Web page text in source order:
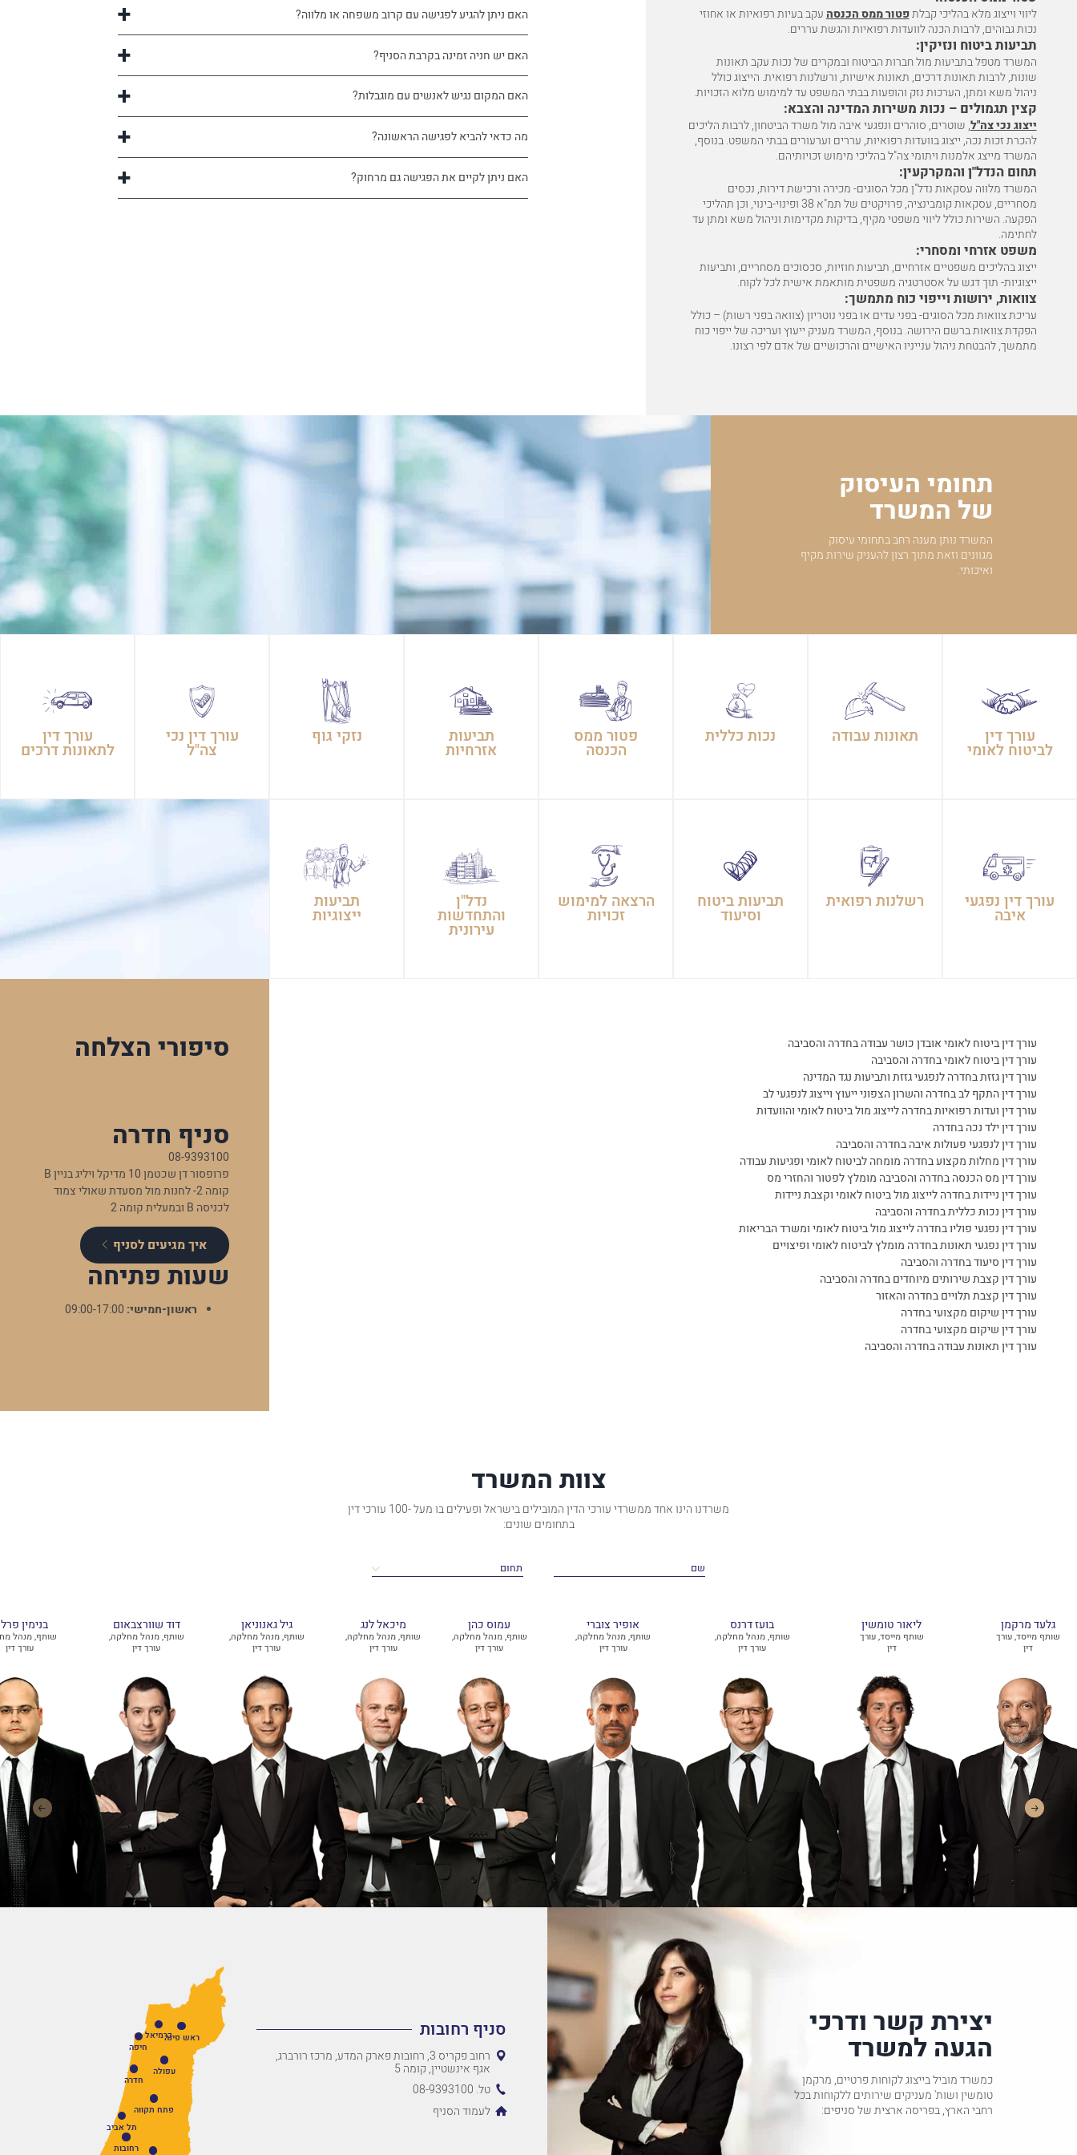
ליווי וייצוג מלא בהליכי קבלתפטור ממס הכנסהעקב בעיות רפואיות או אחוזי
נכות גבוהים, לרבות הכנה לוועדות רפואיות והגשת עררים.
תביעות ביטוח ונזיקין:
המשרד מטפל בתביעות מול חברות הביטוח ובמקרים של נכות עקב תאונות
שונות, לרבות תאונות דרכים, תאונות אישיות, ורשלנות רפואית. הייצוג כולל
ניהול משא ומתן, הערכות נזק והופעות בבתי המשפט עד למימוש מלוא הזכויות.
קצין תגמולים – נכות משירות המדינה והצבא:
ייצוג נכי צה"ל, שוטרים, סוהרים ונפגעי איבה מול משרד הביטחון, לרבות הליכים
להכרת זכות נכה, ייצוג בוועדות רפואיות, עררים וערעורים בבתי המשפט. בנוסף,
המשרד מייצג אלמנות ויתומי צה"ל בהליכי מימוש זכויותיהם.
תחום הנדל"ן והמקרקעין:
המשרד מלווה עסקאות נדל"ן מכל הסוגים- מכירה ורכישת דירות, נכסים
מסחריים, עסקאות קומבינציה, פרויקטים של תמ"א 38 ופינוי-בינוי, וכן תהליכי
הפקעה. השירות כולל ליווי משפטי מקיף, בדיקות מקדימות וניהול משא ומתן עד
לחתימה.
משפט אזרחי ומסחרי:
ייצוג בהליכים משפטיים אזרחיים, תביעות חוזיות, סכסוכים מסחריים, ותביעות
ייצוגיות- תוך דגש על אסטרטגיה משפטית מותאמת אישית לכל לקוח.
צוואות, ירושות וייפוי כוח מתמשך:
עריכת צוואות מכל הסוגים- בפני עדים או בפני נוטריון (צוואה בפני רשות) – כולל
הפקדת צוואות ברשם הירושה. בנוסף, המשרד מעניק ייעוץ ועריכה של ייפוי כוח
מתמשך, להבטחת ניהול ענייניו האישיים והרכושיים של אדם לפי רצונו.
האם ניתן להגיע לפגישה עם קרוב משפחה או מלווה?
האם יש חניה זמינה בקרבת הסניף?
האם המקום נגיש לאנשים עם מוגבלות?
מה כדאי להביא לפגישה הראשונה?
האם ניתן לקיים את הפגישה גם מרחוק?
תחומי העיסוק
של המשרד
המשרד נותן מענה רחב בתחומי עיסוק
מגוונים וזאת מתוך רצון להעניק שירות מקיף
ואיכותי.
עורך דין
לביטוח לאומי
תאונות עבודה נכות כללית פטור ממס
הכנסה
תביעות
אזרחיות
נזקי גוף עורך דין נכי
צה"ל
עורך דין
לתאונות דרכים
עורך דין נפגעי
איבה
רשלנות רפואית תביעות ביטוח
וסיעוד
הרצאה למימוש
זכויות
נדל"ן
והתחדשות
עירונית
תביעות
ייצוגיות
עורך דין ביטוח לאומי אובדן כושר עבודה בחדרה והסביבה
עורך דין ביטוח לאומי בחדרה והסביבה
עורך דין גזזת בחדרה לנפגעי גזזת ותביעות נגד המדינה
עורך דין התקף לב בחדרה והשרון הצפוני ייעוץ וייצוג לנפגעי לב
עורך דין ועדות רפואיות בחדרה לייצוג מול ביטוח לאומי והוועדות
עורך דין ילד נכה בחדרה
עורך דין לנפגעי פעולות איבה בחדרה והסביבה
עורך דין מחלות מקצוע בחדרה מומחה לביטוח לאומי ופגיעות עבודה
עורך דין מס הכנסה בחדרה והסביבה מומלץ לפטור והחזרי מס
עורך דין ניידות בחדרה לייצוג מול ביטוח לאומי וקצבת ניידות
עורך דין נכות כללית בחדרה והסביבה
עורך דין נפגעי פוליו בחדרה לייצוג מול ביטוח לאומי ומשרד הבריאות
עורך דין נפגעי תאונות בחדרה מומלץ לביטוח לאומי ופיצויים
עורך דין סיעוד בחדרה והסביבה
עורך דין קצבת שירותים מיוחדים בחדרה והסביבה
עורך דין קצבת תלויים בחדרה והאזור
עורך דין שיקום מקצועי בחדרה
עורך דין שיקום מקצועי בחדרה
עורך דין תאונות עבודה בחדרה והסביבה
סיפורי הצלחה
סניף חדרה
08-9393100
פרופסור דן שכטמן 10 מדיקל ויליג בניין B
קומה 2- לחנות מול מסעדת שאולי צמוד
לכניסה B ובמעלית קומה 2
איך מגיעים לסניף
שעות פתיחה
ראשון-חמישי:
צוות המשרד
משרדנו הינו אחד ממשרדי עורכי הדין המובילים בישראל ופעילים בו מעל -100 עורכי דין
בתחומים שונים:
גלעד מרקמן
שותף מייסד, עורך
דין
ליאור טומשין
שותף מייסד, עורך
דין
בועז דרנס
שותף, מנהל מחלקה,
עורך דין
אופיר צוברי
שותף, מנהל מחלקה,
עורך דין
עמוס כהן
שותף, מנהל מחלקה,
עורך דין
מיכאל לנג
שותף, מנהל מחלקה,
עורך דין
גיל גאנוניאן
שותף, מנהל מחלקה,
עורך דין
דוד שוורצבאום
שותף, מנהל מחלקה,
עורך דין
בנימין
שותף, מנהל
עורך דין
יצירת קשר ודרכי
הגעה למשרד
כמשרד מוביל בייצוג לקוחות פרטיים, מרקמן
טומשין ושות' מעניקים שירותים ללקוחות בכל
רחבי הארץ, בפריסה ארצית של סניפים:
סניף רחובות
רחוב פקריס 3, רחובות פארק המדע, מרכז רורברג,
אגף אינשטיין, קומה 5
טל. 08-9393100
לעמוד הסניף
רחובות
תל אביב
חיפה
פתח תקווה
חדרה
עפולה
ראש פינהכרמיאל